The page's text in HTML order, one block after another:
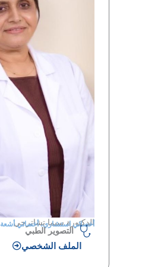
الدكتورة سيما تشاترجي
أخصائي استشاري، أخصائي أشعة
التصوير الطبي
الملف الشخصي